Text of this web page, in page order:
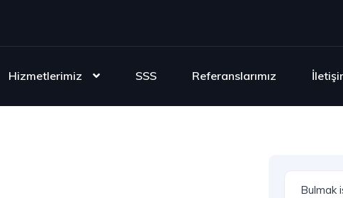
Hizmetlerimiz SSS Referanslarımız